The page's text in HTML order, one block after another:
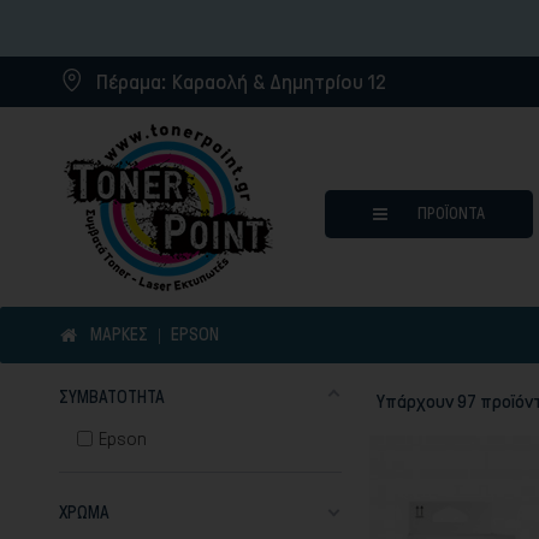
Πέραμα: Καραολή & Δημητρίου 12
ΠΡΟΪΌΝΤΑ
Μελάνια για inkjet
ΜΆΡΚΕΣ EPSON
ΣΥΜΒΑΤΌΤΗΤΑ
Epson
ΧΡΏΜΑ
Υπάρχουν 97